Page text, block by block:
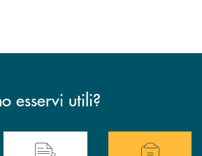
esservi utili?
delle filiali . Hai bisogno di